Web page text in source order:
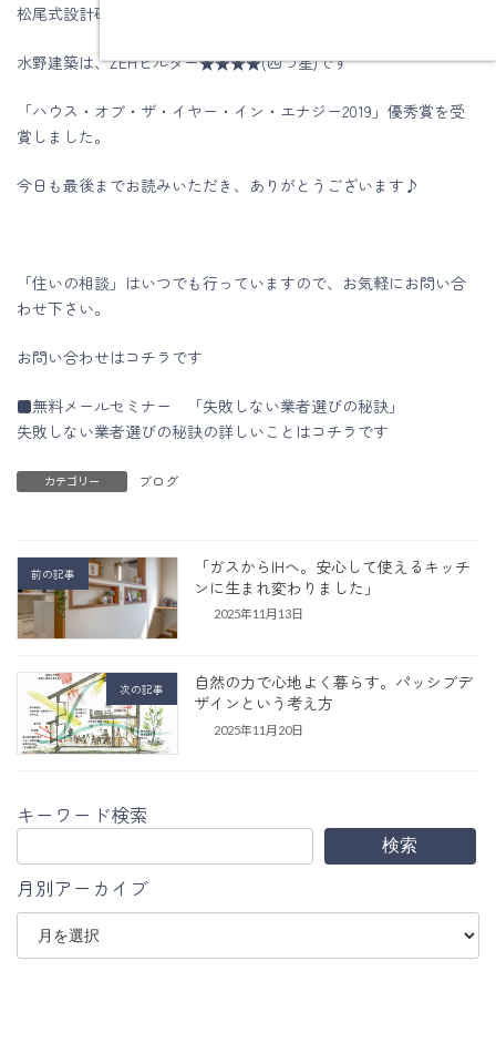
松尾式設計研修プログラム受講して実践しています。
水野建築は、ZEHビルダー★★★★(四つ星)です
「ハウス・オブ・ザ・イヤー・イン・エナジー2019」優秀賞を受
賞しました。
今日も最後までお読みいただき、ありがとうございます♪
「住いの相談」はいつでも行っていますので、お気軽にお問い合
わせ下さい。
お問い合わせはコチラです
■無料メールセミナー 「失敗しない業者選びの秘訣」
失敗しない業者選びの秘訣の詳しいことはコチラです
カテゴリー ブログ
前の記事
「ガスからIHへ。安心して使えるキッチ
ンに生まれ変わりました」
2025年11月13日
次の記事
自然の力で心地よく暮らす。パッシブデ
ザインという考え方
2025年11月20日
キーワード検索
検索
月別アーカイブ
ア
カ